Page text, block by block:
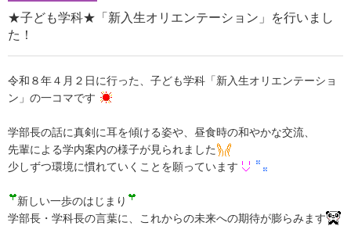
★子ども学科★「新入生オリエンテーション」を行いまし
た！
令和８年４月２日に行った、子ども学科「新入生オリエンテーショ
ン」の一コマです
学部長の話に真剣に耳を傾ける姿や、昼食時の和やかな交流、
先輩による学内案内の様子が見られました
少しずつ環境に慣れていくことを願っています
新しい一歩のはじまり
学部長・学科長の言葉に、これからの未来への期待が膨らみます